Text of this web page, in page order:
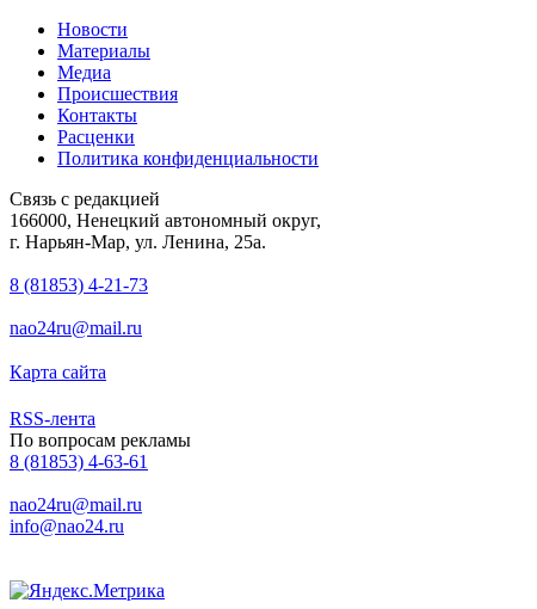
Новости
Материалы
Медиа
Происшествия
Контакты
Расценки
Политика конфиденциальности
Связь с редакцией
166000, Ненецкий автономный округ,
г. Нарьян-Мар, ул. Ленина, 25а.
8 (81853) 4-21-73
nao24ru@mail.ru
Карта сайта
RSS-лента
По вопросам рекламы
8 (81853) 4-63-61
nao24ru@mail.ru
info@nao24.ru